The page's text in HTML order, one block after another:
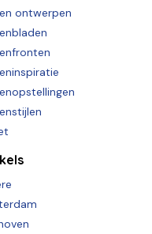
ontwerpen